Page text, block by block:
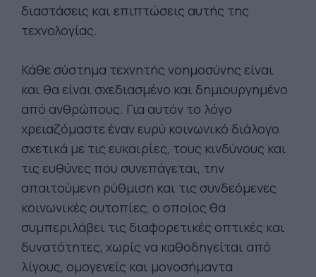
διαστάσεις και επιπτώσεις αυτής της
τεχνολογίας.
Κάθε σύστημα τεχνητής νοημοσύνης είναι
και θα είναι σχεδιασμένο και δημιουργημένο
από ανθρώπους. Για αυτόν το λόγο
χρειαζόμαστε έναν ευρύ κοινωνικό διάλογο
σχετικά με τις ευκαιρίες, τους κινδύνους και
τις ευθύνες που συνεπάγεται, την
απαιτούμενη ρύθμιση και τις συνδεόμενες
κοινωνικές ουτοπίες, ο οποίος θα
συμπεριλάβει τις διαφορετικές οπτικές και
δυνατότητες, χωρίς να καθοδηγείται από
λίγους, ομογενείς και μονοσήμαντα